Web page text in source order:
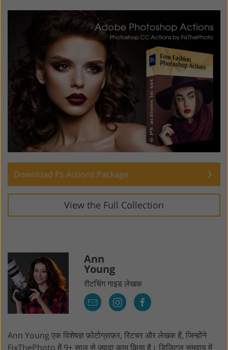
Download Ps Actions Package
View the Full Collection
Ann
Young
रीटचिंग गाइड लेखक
Ann Young एक विशेषज्ञ फ़ोटोग्राफ़र, रिटचर और लेखक हैं, जिन्होंने
FixThePhoto में 9+ साल से ज़्यादा काम किया है। डिजिटल समुदाय में